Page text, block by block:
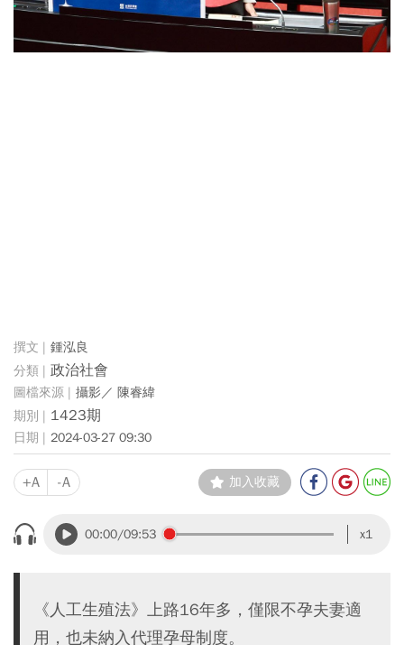
鍾泓良
政治社會
攝影／ 陳睿緯
1423期
2024-03-27 09:30
+A -A 加入收藏
00:00/09:53 x1
《人工生殖法》上路16年多，僅限不孕夫妻適
用，也未納入代理孕母制度。